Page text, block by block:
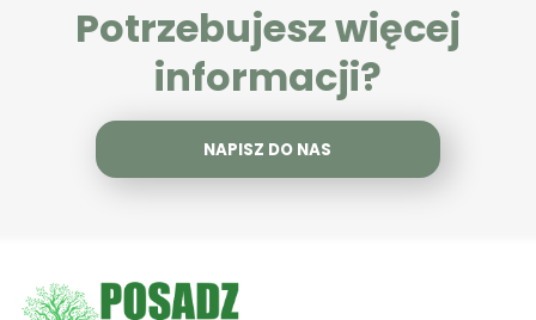
Potrzebujesz więcej
informacji?
NAPISZ DO NAS